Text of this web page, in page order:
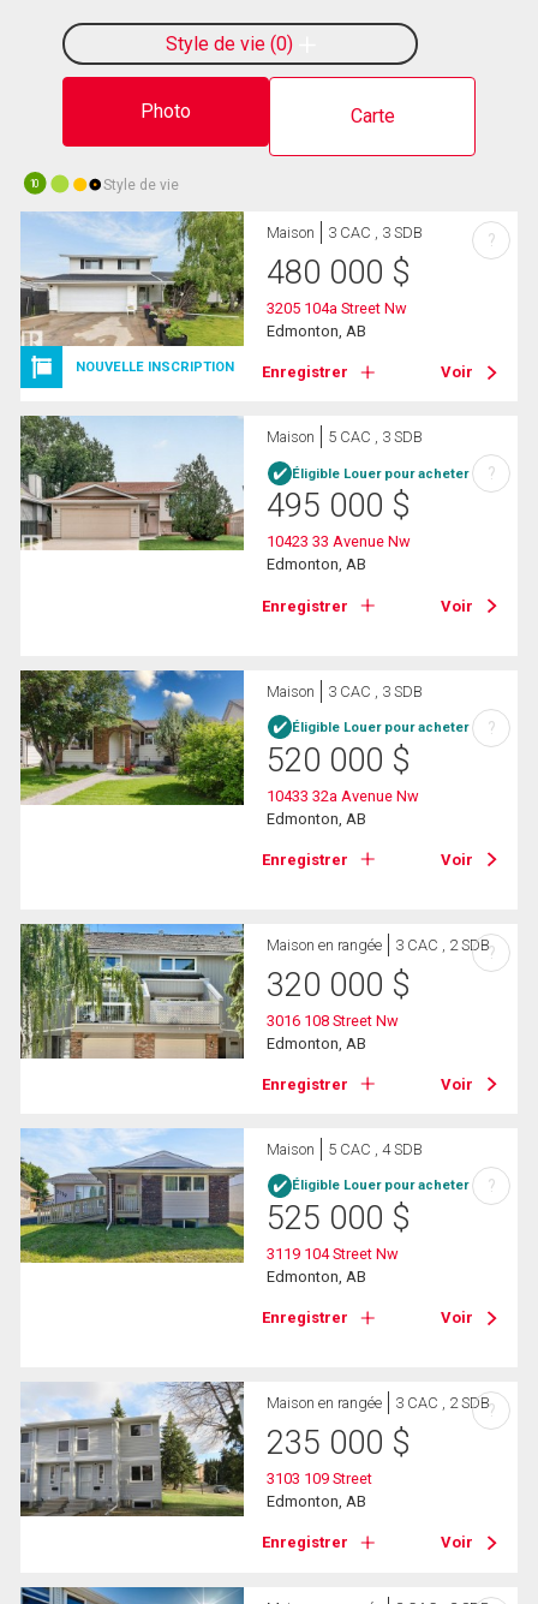
Photo Carte
Style de vie 0
10 Style de vie
NOUVELLE INSCRIPTION
Maison 3 CAC , 3 SDB
480 000 $
3205 104a Street Nw
Edmonton, AB
Enregistrer Voir
?
Maison 5 CAC , 3 SDB
Éligible Louer pour acheter
495 000 $
10423 33 Avenue Nw
Edmonton, AB
Enregistrer Voir
?
Maison 3 CAC , 3 SDB
Éligible Louer pour acheter
520 000 $
10433 32a Avenue Nw
Edmonton, AB
Enregistrer Voir
?
Maison en rangée 3 CAC , 2 SDB
320 000 $
3016 108 Street Nw
Edmonton, AB
Enregistrer Voir
?
Maison 5 CAC , 4 SDB
Éligible Louer pour acheter
525 000 $
3119 104 Street Nw
Edmonton, AB
Enregistrer Voir
?
Maison en rangée 3 CAC , 2 SDB
235 000 $
3103 109 Street
Edmonton, AB
Enregistrer Voir
?